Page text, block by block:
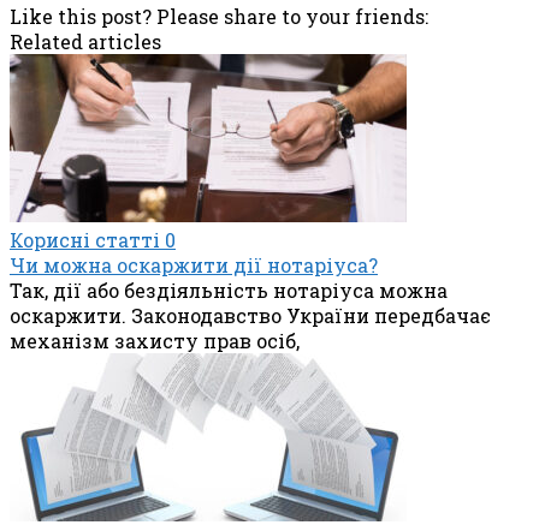
Like this post? Please share to your friends:
Related articles
Корисні статті 0
Чи можна оскаржити дії нотаріуса?
Так, дії або бездіяльність нотаріуса можна
оскаржити. Законодавство України передбачає
механізм захисту прав осіб,